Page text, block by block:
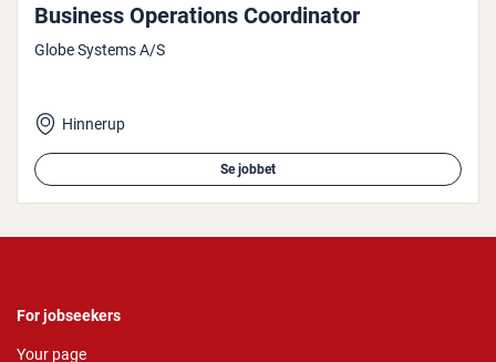
Business Ope­ra­tions Co­or­di­na­tor
Globe Systems A/S
Hinnerup
Se jobbet
For jobseekers
Your page